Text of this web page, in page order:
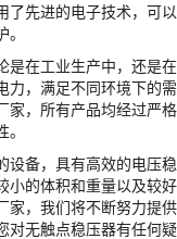
了先进的电子技术，可以
是在工业生产中，还是在
力，满足不同环境下的需
家，所有产品均经过严格
设备，具有高效的电压稳
小的体积和重量以及较好
家，我们将不断努力提供
对无触点稳压器有任何疑